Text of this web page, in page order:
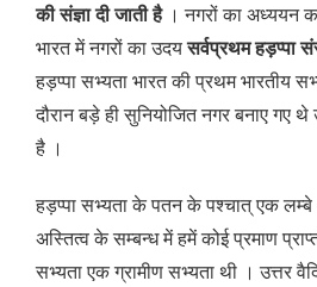
की संज्ञा दी जाती है। नगरों का अध्ययन
भारत में नगरों का उदयसर्वप्रथम हड़प्पा
हड़प्पा सभ्यता भारत की प्रथम भारतीय
दौरान बड़े ही सुनियोजित नगर बनाए गए
है ।
हड़प्पा सभ्यता के पतन के पश्चात् एक
अस्तित्व के सम्बन्ध में हमें कोई प्रमाण
सभ्यता एक ग्रामीण सभ्यता थी । उत्तर